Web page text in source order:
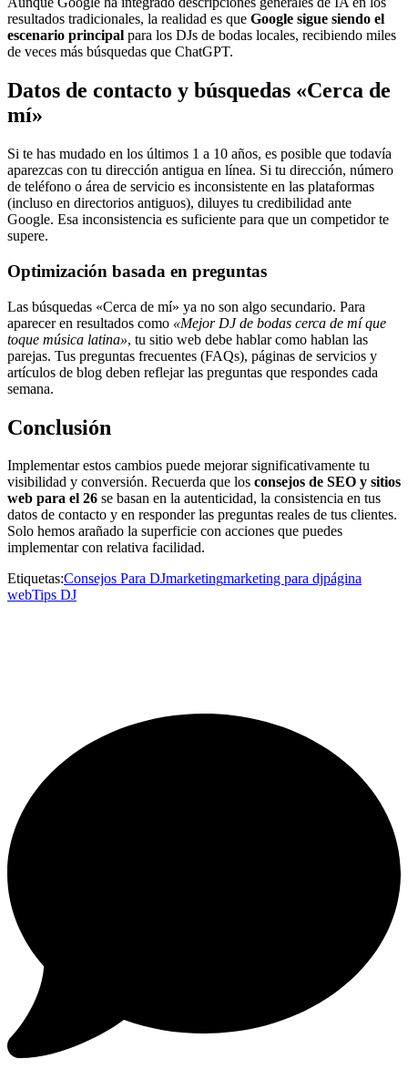
resultados tradicionales, la realidad es que Google sigue siendo el
escenario principal para los DJs de bodas locales, recibiendo miles
de veces más búsquedas que ChatGPT.
Datos de contacto y búsquedas «Cerca de
mí»
Si te has mudado en los últimos 1 a 10 años, es posible que todavía
aparezcas con tu dirección antigua en línea. Si tu dirección, número
de teléfono o área de servicio es inconsistente en las plataformas
(incluso en directorios antiguos), diluyes tu credibilidad ante
Google. Esa inconsistencia es suficiente para que un competidor te
supere.
Optimización basada en preguntas
Las búsquedas «Cerca de mí» ya no son algo secundario. Para
aparecer en resultados como «Mejor DJ de bodas cerca de mí que
toque música latina», tu sitio web debe hablar como hablan las
parejas. Tus preguntas frecuentes (FAQs), páginas de servicios y
artículos de blog deben reflejar las preguntas que respondes cada
semana.
Conclusión
Implementar estos cambios puede mejorar significativamente tu
visibilidad y conversión. Recuerda que los consejos de SEO y sitios
web para el 26 se basan en la autenticidad, la consistencia en tus
datos de contacto y en responder las preguntas reales de tus clientes.
Solo hemos arañado la superficie con acciones que puedes
implementar con relativa facilidad.
Etiquetas:Consejos Para DJmarketingmarketing para djpágina
webTips DJ